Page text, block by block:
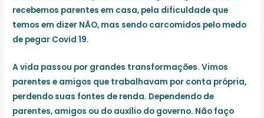
recebemos parentes em casa, pela dificuldade que
temos em dizer NÃO, mas sendo carcomidos pelo medo
de pegar Covid 19.
A vida passou por grandes transformações. Vimos
parentes e amigos que trabalhavam por conta própria,
perdendo suas fontes de renda. Dependendo de
parentes, amigos ou do auxílio do governo. Não faço